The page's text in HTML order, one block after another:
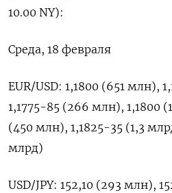
10.00 ​NY):
Среда, ​18 февраля
EUR/USD: ⁠1,1800 (651 млн),
‌1,1775-85 (266 млн), 1,1800
(450 ​млн), 1,1825-35 (1,3
млрд)
USD/JPY: ​152,10 (293 млн),